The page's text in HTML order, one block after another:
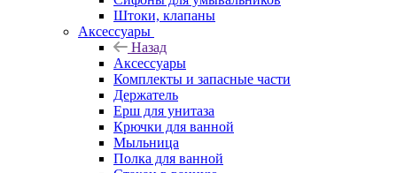
Штоки, клапаны
Аксессуары
Назад
Аксессуары
Комплекты и запасные части
Держатель
Ерш для унитаза
Крючки для ванной
Мыльница
Полка для ванной